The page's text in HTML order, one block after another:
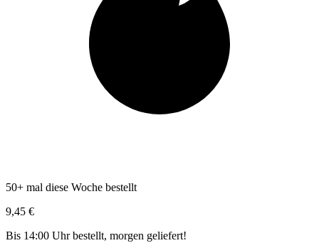
50+ mal diese Woche bestellt
9,45 €
Bis 14:00 Uhr bestellt, morgen geliefert!